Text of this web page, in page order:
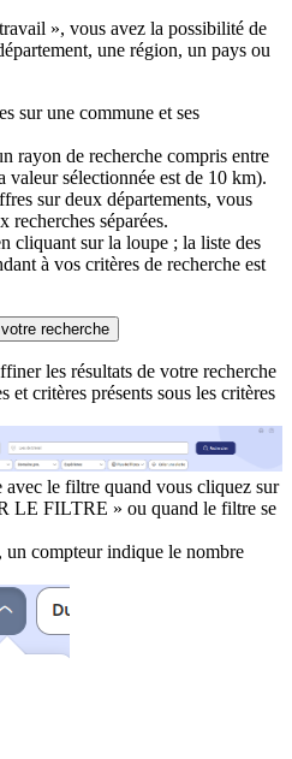
», vous avez la possibilité de
une région, un pays ou
sur une commune et ses
rayon de recherche compris entre
valeur sélectionnée est de 10 km).
sur deux départements, vous
recherches séparées.
cliquant sur la loupe ; la liste des
à vos critères de recherche est
recherche
les résultats de votre recherche
et critères présents sous les critères
avec le filtre quand vous cliquez sur
LE FILTRE » ou quand le filtre se
un compteur indique le nombre